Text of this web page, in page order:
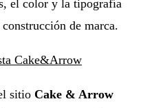
el color y la tipografía
de marca.
sitio Cake & Arrow